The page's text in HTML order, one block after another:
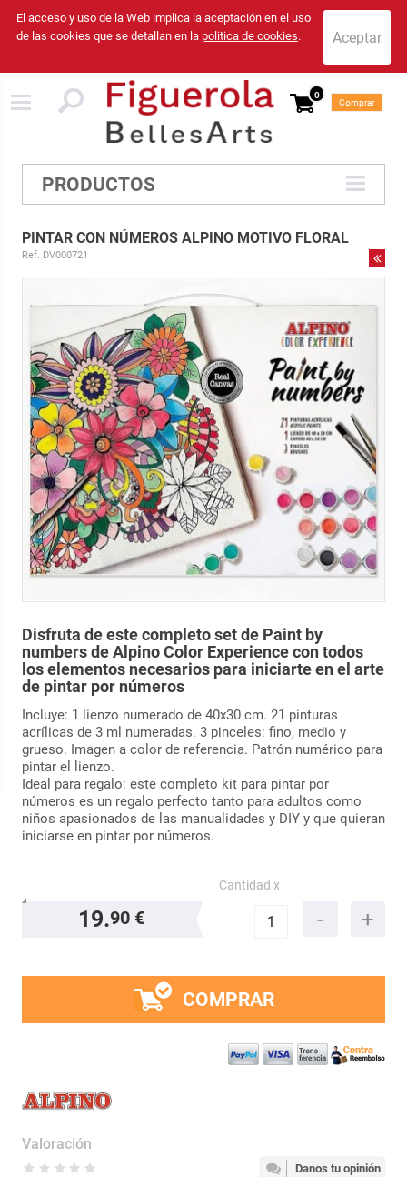
El acceso y uso de la Web implica la aceptación en el uso
de las cookies que se detallan en la politica de cookies.
0
Comprar
PRODUCTOS
PINTAR CON NÚMEROS ALPINO MOTIVO FLORAL
Ref. DV000721
Disfruta de este completo set de Paint by
numbers de Alpino Color Experience con todos
los elementos necesarios para iniciarte en el arte
de pintar por números
Incluye: 1 lienzo numerado de 40x30 cm. 21 pinturas
acrílicas de 3 ml numeradas. 3 pinceles: fino, medio y
grueso. Imagen a color de referencia. Patrón numérico para
pintar el lienzo.
Ideal para regalo: este completo kit para pintar por
números es un regalo perfecto tanto para adultos como
niños apasionados de las manualidades y DIY y que quieran
iniciarse en pintar por números.
19.90 €
Cantidad x
COMPRAR
Danos tu opinión
Valoración